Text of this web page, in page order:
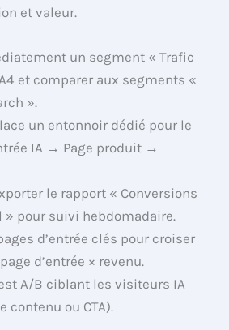
et valeur.
un segment « Trafic
et comparer aux segments «
».
un entonnoir dédié pour le
IA → Page produit →
le rapport « Conversions
» pour suivi hebdomadaire.
d’entrée clés pour croiser
d’entrée × revenu.
A/B ciblant les visiteurs IA
contenu ou CTA).